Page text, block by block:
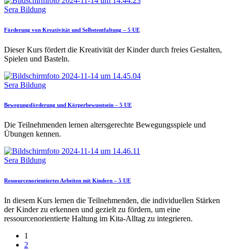
Sera Bildung
Förderung von Kreativität und Selbstentfaltung – 5 UE
Dieser Kurs fördert die Kreativität der Kinder durch freies Gestalten,
Spielen und Basteln.
Sera Bildung
Bewegungsförderung und Körperbewusstsein – 5 UE
Die Teilnehmenden lernen altersgerechte Bewegungsspiele und
Übungen kennen.
Sera Bildung
Ressourcenorientiertes Arbeiten mit Kindern – 5 UE
In diesem Kurs lernen die Teilnehmenden, die individuellen Stärken
der Kinder zu erkennen und gezielt zu fördern, um eine
ressourcenorientierte Haltung im Kita-Alltag zu integrieren.
1
2